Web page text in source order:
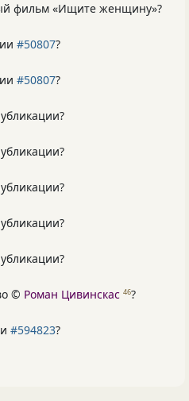
фильм «Ищите женщину»?
#50807?
#50807?
© Роман Цивинскас 46?
#594823?